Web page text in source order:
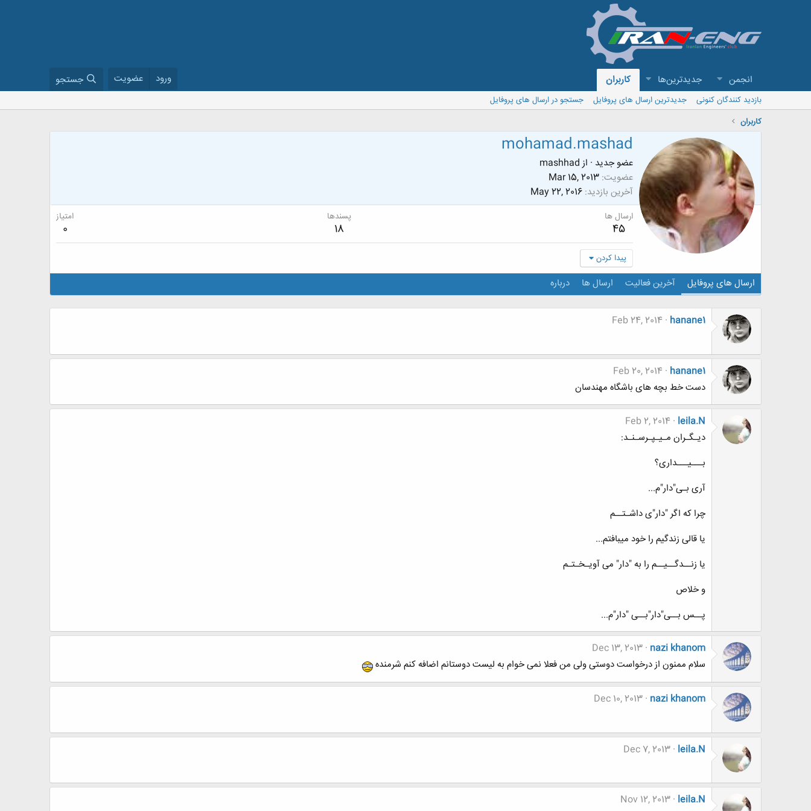
انجمن جدیدترین‌ها کاربران ورود عضویت جستجو
بازدید کنندگان کنونی جدیدترین ارسال های پروفایل
جستجو در ارسال های پروفایل
کاربران
mohamad.mashad
عضو جدید · از mashhad
عضویت Mar 15, 2013
آخرین بازدید May 22, 2016
ارسال ها
45
پسندها
18
امتیاز
0
پیدا کردن
ارسال های پروفایل آخرین فعالیت ارسال ها درباره
hanane1
Feb 24, 2014
hanane1
Feb 20, 2014
دست خط بچه های باشگاه مهندسان
leila.N
Feb 2, 2014
دیـگـران مـیـپـرسـنـد:
بـــیـــداری؟
آری بـی"دار"م...
چرا که اگر "دار"ی داشـتــم
یا قالی زندگیم را خود میبافتم...
یا زنــدگــیــم را به "دار" می آویـخـتـم
و خلاص
پــس بــی"دار"بــی "دار"م...
nazi khanom
Dec 13, 2013
سلام ممنون از درخواست دوستی ولی من فعلا نمی خوام به لیست دوستانم اضافه کنم شرمنده
nazi khanom
Dec 10, 2013
leila.N
Dec 7, 2013
leila.N
Nov 12, 2013